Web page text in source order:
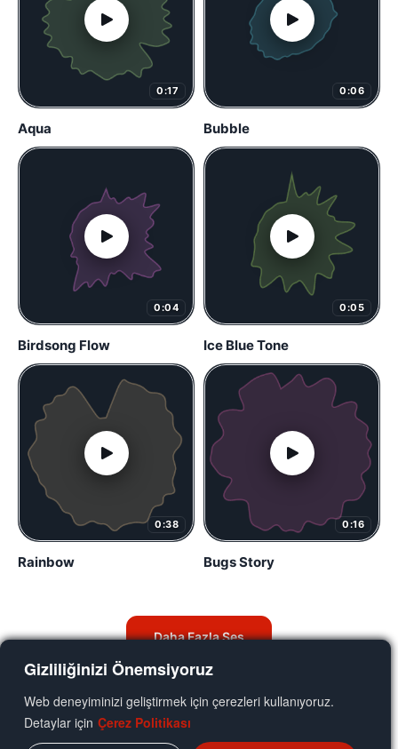
Gizliliğinizi Önemsiyoruz
Web deneyiminizi geliştirmek için çerezleri kullanıyoruz.
Detaylar için Çerez Politikası
0:17
Aqua
0:06
Bubble
0:04
Birdsong Flow
0:05
Ice Blue Tone
0:38
Rainbow
0:16
Bugs Story
Daha Fazla Ses